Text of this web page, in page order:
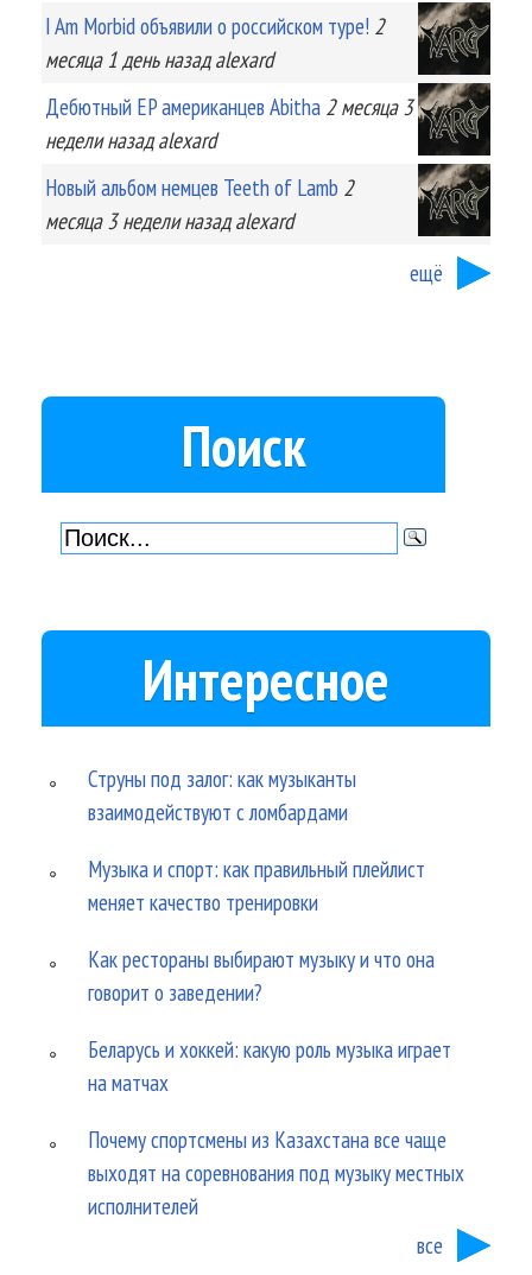
I Am Morbid объявили о российском туре! 2
месяца 1 деньназад alexard
Дебютный EP американцев Abitha 2 месяца 3
неделиназад alexard
Новый альбом немцев Teeth of Lamb 2
месяца 3 неделиназад alexard
ещё
Поиск
Интересное
Струны под залог: как музыканты
взаимодействуют с ломбардами
Музыка и спорт: как правильный плейлист
меняет качество тренировки
Как рестораны выбирают музыку и что она
говорит о заведении?
Беларусь и хоккей: какую роль музыка играет
на матчах
Почему спортсмены из Казахстана все чаще
выходят на соревнования под музыку местных
исполнителей
все